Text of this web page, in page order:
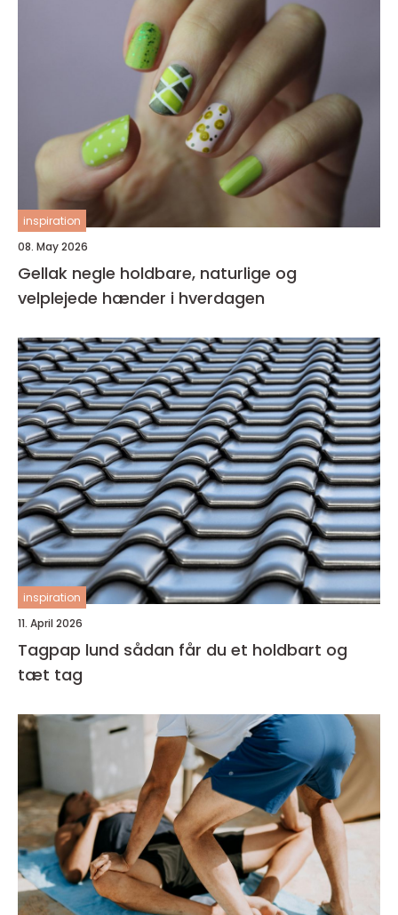
inspiration
08. May 2026
Gellak negle holdbare, naturlige og
velplejede hænder i hverdagen
inspiration
11. April 2026
Tagpap lund sådan får du et holdbart og
tæt tag